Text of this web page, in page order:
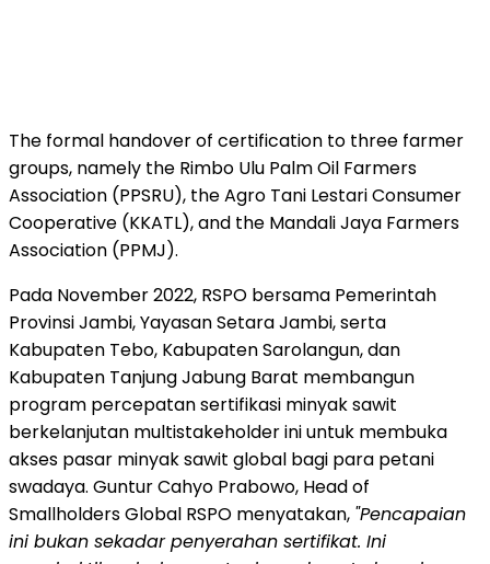
The formal handover of certification to three farmer
groups, namely the Rimbo Ulu Palm Oil Farmers
Association (PPSRU), the Agro Tani Lestari Consumer
Cooperative (KKATL), and the Mandali Jaya Farmers
Association (PPMJ).
Pada November 2022, RSPO bersama Pemerintah
Provinsi Jambi, Yayasan Setara Jambi, serta
Kabupaten Tebo, Kabupaten Sarolangun, dan
Kabupaten Tanjung Jabung Barat membangun
program percepatan sertifikasi minyak sawit
berkelanjutan multistakeholder ini untuk membuka
akses pasar minyak sawit global bagi para petani
swadaya. Guntur Cahyo Prabowo, Head of
Smallholders Global RSPO menyatakan, "Pencapaian
ini bukan sekadar penyerahan sertifikat. Ini